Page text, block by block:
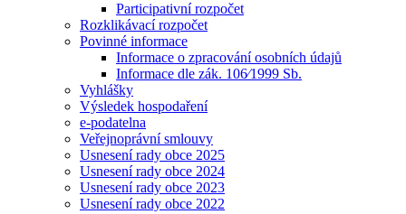
Participativní rozpočet
Rozklikávací rozpočet
Povinné informace
Informace o zpracování osobních údajů
Informace dle zák. 106⁄1999 Sb.
Vyhlášky
Výsledek hospodaření
e-podatelna
Veřejnoprávní smlouvy
Usnesení rady obce 2025
Usnesení rady obce 2024
Usnesení rady obce 2023
Usnesení rady obce 2022